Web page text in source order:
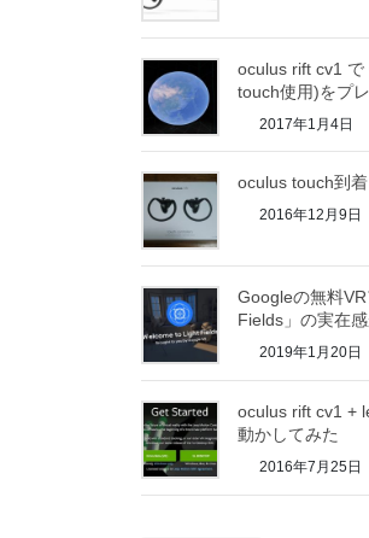
oculus rift cv1
touch使用)をプ
2017年1月4日
oculus touch到着
2016年12月9日
Googleの無料
Fields」の実在
2019年1月20日
oculus rift cv1 +
動かしてみた
2016年7月25日